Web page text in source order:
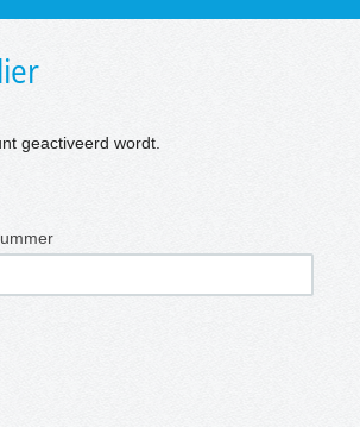
geactiveerd wordt.